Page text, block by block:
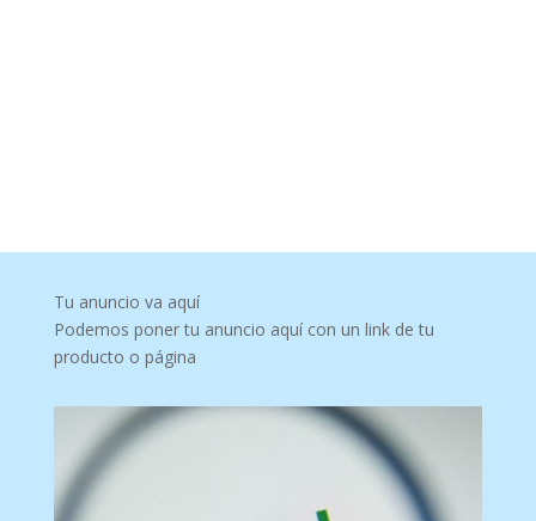
Tu anuncio va aquí
Podemos poner tu anuncio aquí con un link de tu
producto o página